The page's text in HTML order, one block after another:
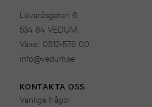
Lövaråsgatan 6
534 84 VEDUM
Växel: 0512-576 00
info@vedum.se
KONTAKTA OSS
Vanliga frågor